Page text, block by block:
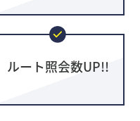
ルート照会数UP!!